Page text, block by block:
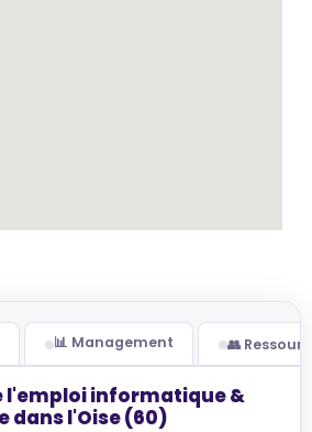
📊 Management 👥
l'emploi informatique &
dans l'Oise (60)